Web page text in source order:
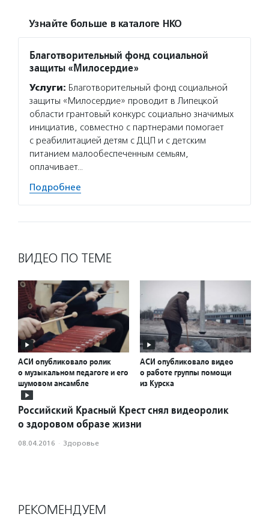
Узнайте больше в каталоге НКО
Благотворительный фонд социальной
защиты «Милосердие»
Услуги: Благотворительный фонд социальной
защиты «Милосердие» проводит в Липецкой
области грантовый конкурс социально значимых
инициатив, совместно с партнерами помогает
с реабилитацией детям с ДЦП и с детским
питанием малообеспеченным семьям,
оплачивает…
Подробнее
ВИДЕО ПО ТЕМЕ
АСИ опубликовало ролик
о музыкальном педагоге и его
шумовом ансамбле
АСИ опубликовало видео
о работе группы помощи
из Курска
Российский Красный Крест снял видеоролик
о здоровом образе жизни
08.04.2016 · Здоровье
РЕКОМЕНДУЕМ